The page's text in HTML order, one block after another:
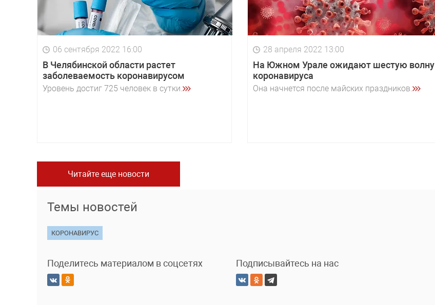
06 сентября 2022 16:00
В Челябинской области растет
заболеваемость коронавирусом
Уровень достиг 725 человек в сутки.
28 апреля 2022 13:00
На Южном Урале ожидают шестую волну
коронавируса
Она начнется после майских праздников.
Читайте еще новости
Темы новостей
КОРОНАВИРУС
Поделитесь материалом в соцсетях Подписывайтесь на нас